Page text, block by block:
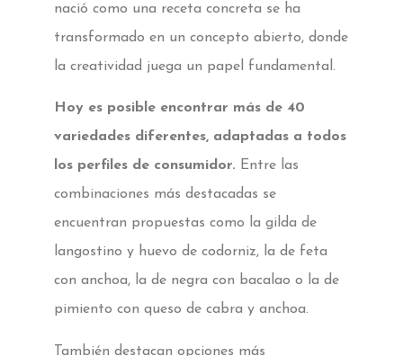
nació como una receta concreta se ha
transformado en un concepto abierto, donde
la creatividad juega un papel fundamental.
Hoy es posible encontrar más de 40
variedades diferentes, adaptadas a todos
los perfiles de consumidor. Entre las
combinaciones más destacadas se
encuentran propuestas como la gilda de
langostino y huevo de codorniz, la de feta
con anchoa, la de negra con bacalao o la de
pimiento con queso de cabra y anchoa.
También destacan opciones más